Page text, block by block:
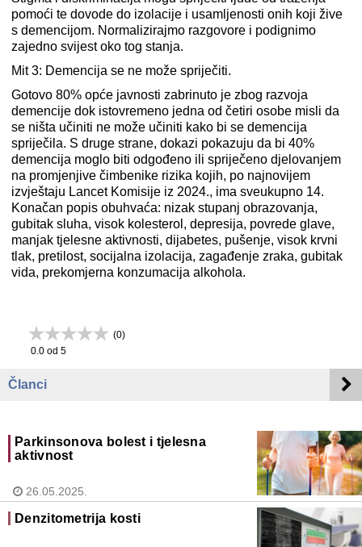
pomoći te dovode do izolacije i usamljenosti onih koji žive
s demencijom. Normalizirajmo razgovore i podignimo
zajedno svijest oko tog stanja.
Mit 3: Demencija se ne može spriječiti.
Gotovo 80% opće javnosti zabrinuto je zbog razvoja
demencije dok istovremeno jedna od četiri osobe misli da
se ništa učiniti ne može učiniti kako bi se demencija
spriječila. S druge strane, dokazi pokazuju da bi 40%
demencija moglo biti odgođeno ili spriječeno djelovanjem
na promjenjive čimbenike rizika kojih, po najnovijem
izvještaju Lancet Komisije iz 2024., ima sveukupno 14.
Konačan popis obuhvaća: nizak stupanj obrazovanja,
gubitak sluha, visok kolesterol, depresija, povrede glave,
manjak tjelesne aktivnosti, dijabetes, pušenje, visok krvni
tlak, pretilost, socijalna izolacija, zagađenje zraka, gubitak
vida, prekomjerna konzumacija alkohola.
(0)
0.0 od 5
Članci
Parkinsonova bolest i tjelesna
aktivnost
26.05.2025.
Denzitometrija kosti